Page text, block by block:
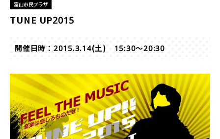
TUNE UP2015
富山市民プラザ
開催日時：2015.3.14(土) 15:30～20:30